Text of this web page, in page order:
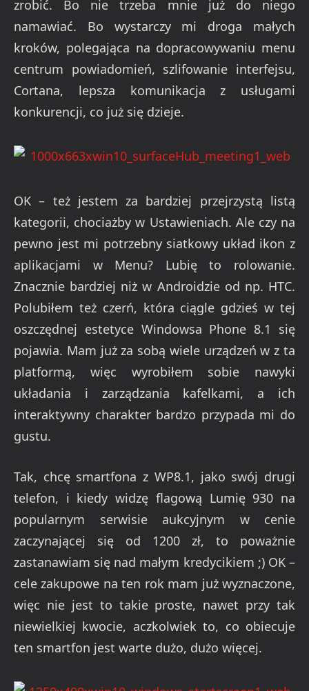
zrobić. Bo nie trzeba mnie już do niego
namawiać. Bo wystarczy mi droga małych
kroków, polegająca na dopracowywaniu menu
centrum powiadomień, szlifowanie interfejsu,
Cortana, lepsza komunikacja z usługami
konkurencji, co już się dzieje.
OK – też jestem za bardziej przejrzystą listą
kategorii, chociażby w Ustawieniach. Ale czy na
pewno jest mi potrzebny siatkowy układ ikon z
aplikacjami w Menu? Lubię to rolowanie.
Znacznie bardziej niż w Androidzie od np. HTC.
Polubiłem też czerń, która ciągle gdzieś w tej
oszczędnej estetyce Windowsa Phone 8.1 się
pojawia. Mam już za sobą wiele urządzeń w z ta
platformą, więc wyrobiłem sobie nawyki
układania i zarządzania kafelkami, a ich
interaktywny charakter bardzo przypada mi do
gustu.
Tak, chcę smartfona z WP8.1, jako swój drugi
telefon, i kiedy widzę flagową Lumię 930 na
popularnym serwisie aukcyjnym w cenie
zaczynającej się od 1200 zł, to poważnie
zastanawiam się nad małym kredycikiem ;) OK –
cele zakupowe na ten rok mam już wyznaczone,
więc nie jest to takie proste, nawet przy tak
niewielkiej kwocie, aczkolwiek to, co obiecuje
ten smartfon jest warte dużo, dużo więcej.